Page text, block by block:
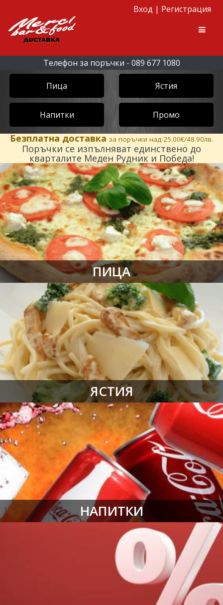
Вход | Регистрация
Skip to navigation
Skip to content
Телефон за поръчки - 089 677 1080
Пица Ястия
Напитки Промо
Безплатна доставка за поръчки над 25.00€/48.90лв.
Поръчки се изпълняват единствено до
кварталите Меден Рудник и Победа!
ПИЦА
ЯСТИЯ
НАПИТКИ